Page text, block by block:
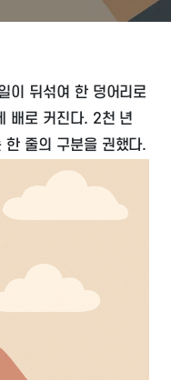
이 뒤섞여 한 덩어리로
배로 커진다. 2천 년
한 줄의 구분을 권했다.